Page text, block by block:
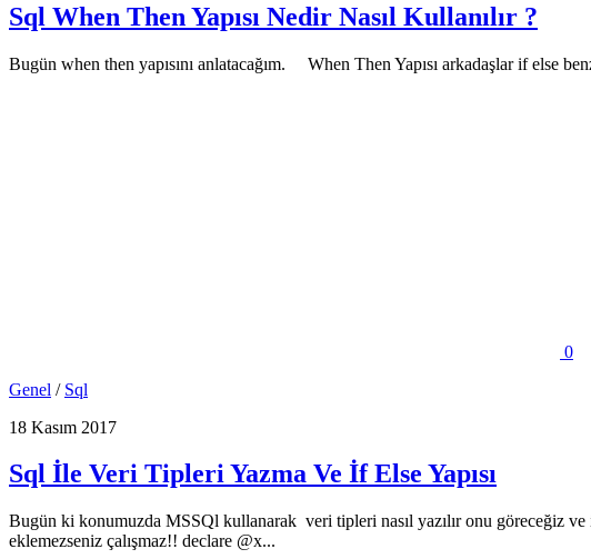
Sql When Then Yapısı Nedir Nasıl Kullanılır ?
Bugün when then yapısını anlatacağım. When Then Yapısı arkadaşlar if else
0
Genel / Sql
18 Kasım 2017
Sql İle Veri Tipleri Yazma Ve İf Else Yapısı
Bugün ki konumuzda MSSQl kullanarak veri tipleri nasıl yazılır onu göreceğiz ve
eklemezseniz çalışmaz!! declare @x...